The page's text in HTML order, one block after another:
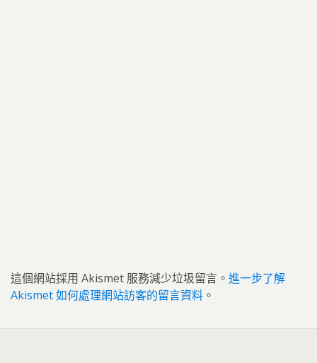
這個網站採用 Akismet 服務減少垃圾留言。 進一步了解
Akismet 如何處理網站訪客的留言資料 。